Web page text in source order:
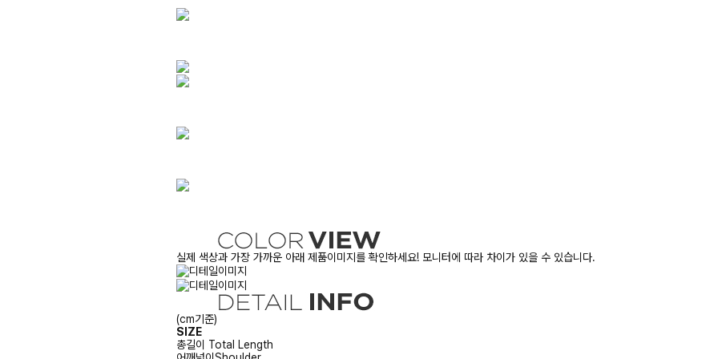
실제 색상과 가장 가까운 아래 제품이미지를 확인하세요! 모니터에 따라 차이가 있을 수 있습니다.
(cm기준)
SIZE
총길이 Total Length